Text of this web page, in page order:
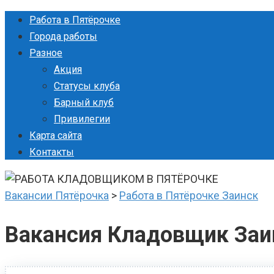
Перейти
контенту
Работа в Пятёрочке
Города работы
Разное
Акция
Статусы клуба
Барный клуб
Привилегии
Карта сайта
Контакты
Вакансии Пятёрочка > Работа в Пятёрочке Заинск
Вакансия Кладовщик